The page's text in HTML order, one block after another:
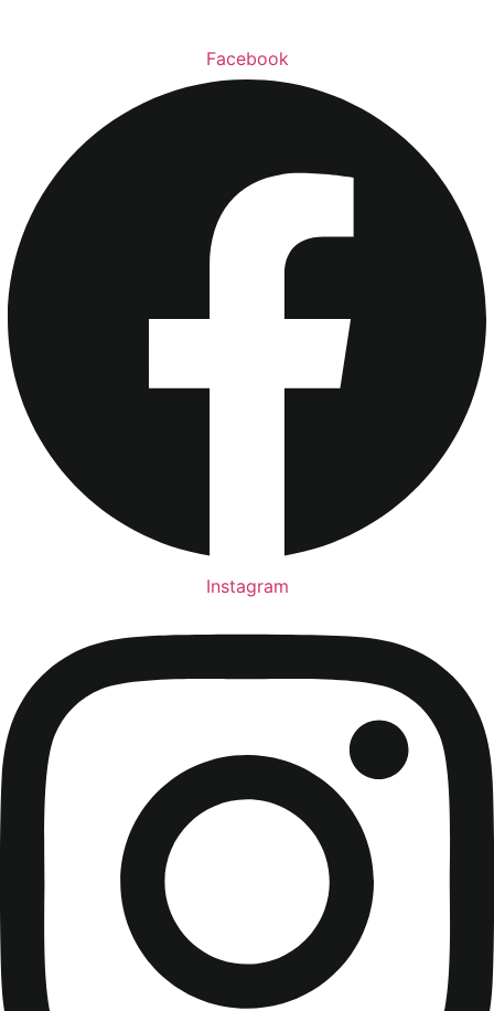
Facebook
Instagram